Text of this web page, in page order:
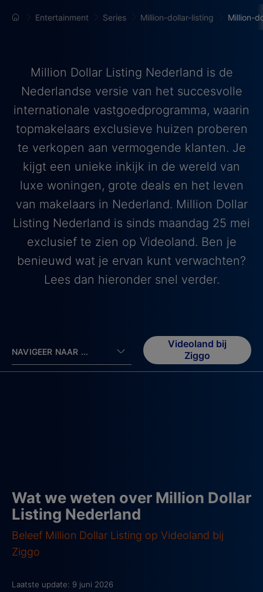
Entertainment Series Million-dollar-listing Million-
Million Dollar Listing Nederland is de
Nederlandse versie van het succesvolle
internationale vastgoedprogramma, waarin
topmakelaars exclusieve huizen proberen
te verkopen aan vermogende klanten. Je
kijgt een unieke inkijk in de wereld van
luxe woningen, grote deals en het leven
van makelaars in Nederland. Million Dollar
Listing Nederland is sinds maandag 25 mei
exclusief te zien op Videoland. Ben je
benieuwd wat je ervan kunt verwachten?
Lees dan hieronder snel verder.
NAVIGEER NAAR ...
Videoland bij
Ziggo
Wat we weten over Million Dollar
Listing Nederland
Beleef Million Dollar Listing op Videoland bij
Ziggo
Laatste update: 9 juni 2026